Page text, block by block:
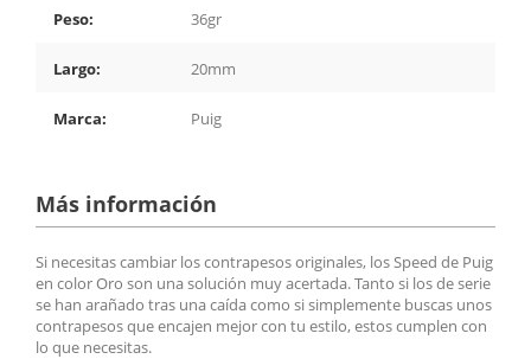
Peso: 36gr
Largo: 20mm
Marca: Puig
Más información
Si necesitas cambiar los contrapesos originales, los Speed de Puig
en color Oro son una solución muy acertada. Tanto si los de serie
se han arañado tras una caída como si simplemente buscas unos
contrapesos que encajen mejor con tu estilo, estos cumplen con
lo que necesitas.